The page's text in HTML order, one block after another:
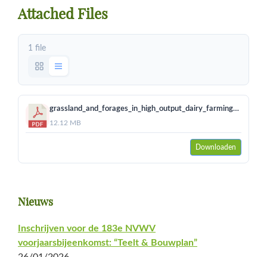
Attached Files
1 file
grassland_and_forages_in_high_output_dairy_farming_systems.pdf
12.12 MB
Downloaden
Primaire
Sidebar
Nieuws
Inschrijven voor de 183e NVWV
voorjaarsbijeenkomst: “Teelt & Bouwplan”